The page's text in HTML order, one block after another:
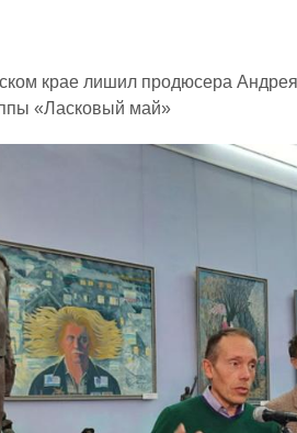
крае лишил продюсера
«Ласковый май»